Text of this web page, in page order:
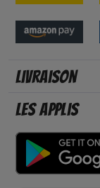
Livraison
Les applis